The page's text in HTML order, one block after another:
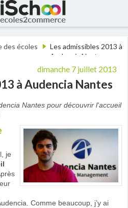
des écoles
Les admissibles 2013 à
Audencia Nantes
dimanche 7 juillet 2013
à Audencia Nantes
Nantes pour découvrir l'accueil
je
Comme beaucoup, j’y ai